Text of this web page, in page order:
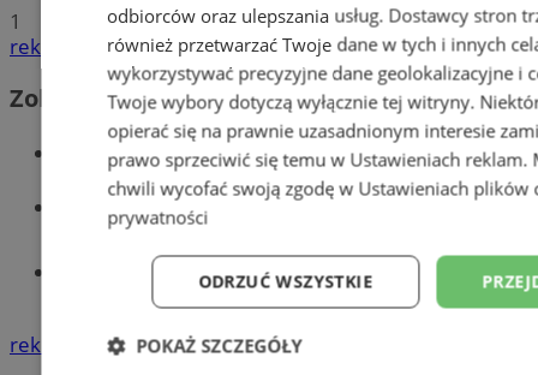
1
reklama
Zobacz również
Wiadomości kryminalne w Wodzisławiu
Wiadomości lokalne
Tworzenie stron www - Wodzisław
reklama
odbiorców oraz ulepszania usług. Dostawcy stron
również przetwarzać Twoje dane w tych i innych
wykorzystywać precyzyjne dane geolokalizacyjne i
Twoje wybory dotyczą wyłącznie tej witryny.
opierać się na prawnie uzasadnionym interesie
prawo sprzeciwić się temu w Ustawieniach reklam.
chwili wycofać swoją zgodę w Ustawieniach plików
prywatności
ODRZUĆ WSZYSTKIE
POKAŻ SZCZEGÓŁY